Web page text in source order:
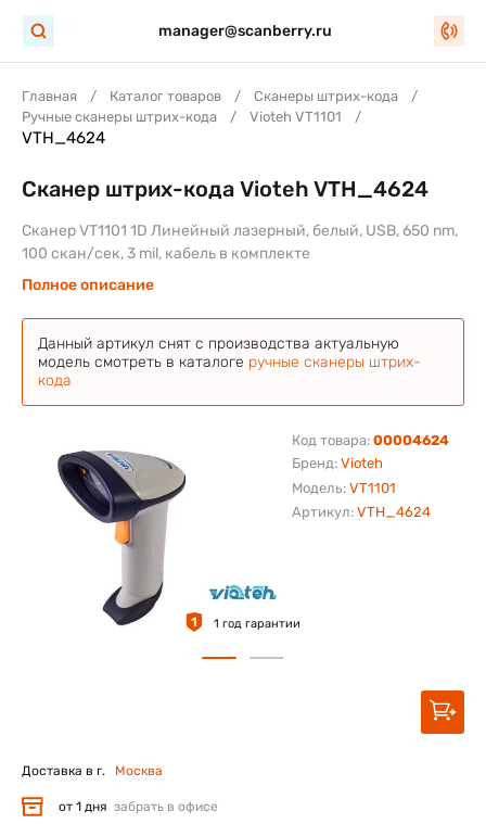
manager@scanberry.ru
Главная Каталог товаров
Сканеры штрих-кода
Ручные сканеры штрих-кода
Vioteh VT1101
VTH_4624
Бренд: Vioteh
Модель: VT1101
Код товара: 00004624
Артикул: VTH_4624
Сканер штрих-кода Vioteh VTH_4624
Сканер VT1101 1D Линейный лазерный, белый, USB, 650 nm,
100 скан/сек, 3 mil, кабель в комплекте
Полное описание
Данный артикул снят с производства актуальную
модель смотреть в каталоге ручные сканеры штрих-
кода
1 1 год гарантии
Доставка в г. Москва
от 1 дня забрать в офисе